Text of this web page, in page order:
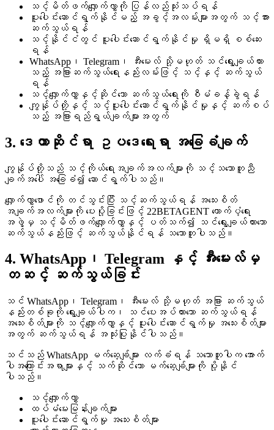
သင့်မိတ်ဖက်လျှောက်လွှာကို ပြန်လည်သုံးသပ်ရန်
ပူးပေါင်းဆောင်ရွက်နိုင်မည့် အခွင့်အလမ်းများအတွက် သင့်အား
ဆက်သွယ်ရန်
သင့်နိုင်ငံတွင် ပူးပေါင်းဆောင်ရွက်နိုင်မှု ရှိမရှိ စစ်ဆေး
ရန်
WhatsApp၊ Telegram၊ အီးမေးလ် သို့မဟုတ် သင်ရွေးချယ်ထား
သည့် အခြားဆက်သွယ်ရေးနည်းလမ်းဖြင့် သင့်နှင့် ဆက်သွယ်
ရန်
သင့်လျှောက်လွှာနှင့်ဆိုင်သော ဆက်သွယ်ရေးကို စီမံခန့်ခွဲရန်
ကျွန်ုပ်တို့နှင့် သင့်ပူးပေါင်းဆောင်ရွက်နိုင်မှုနှင့် ဆက်စပ်
သည့် အခြားရည်ရွယ်ချက်များအတွက်
3. ဒေတာဆိုင်ရာ ဥပဒေရေးရာ အခြေခံချက်
ကျွန်ုပ်တို့သည် သင့်ကိုယ်ရေးအချက်အလက်များကို သင့်သဘောတူညီ
ချက်အပေါ် အခြေခံ၍ ဆောင်ရွက်ပါသည်။
လျှောက်လွှာဖောင်ကို တင်သွင်းပြီး သင့်ဆက်သွယ်ရန် အသေးစိတ်
အချက်အလက်များကို ပေးပို့ခြင်းဖြင့် 22BETAGENT ထောက်ပံ့ရေး
အဖွဲ့မှ သင့်မိတ်ဖက်လျှောက်လွှာနှင့် ပတ်သက်၍ သင်ရွေးချယ်ထားသော
ဆက်သွယ်နည်းဖြင့် ဆက်သွယ်နိုင်ရန် သဘောတူပါသည်။
4. WhatsApp၊ Telegram နှင့် အီးမေးလ်မှ
တဆင့် ဆက်သွယ်ခြင်း
သင် WhatsApp၊ Telegram၊ အီးမေးလ် သို့မဟုတ် အခြား ဆက်သွယ်
နည်းတစ်ခုကို ရွေးချယ်ပါက၊ သင်ပေးအပ်ထားသော ဆက်သွယ်ရန်
အသေးစိတ်များကို သင့်လျှောက်လွှာနှင့် ပူးပေါင်းဆောင်ရွက်မှု အသေးစိတ်များ
အတွက် ဆက်သွယ်ရန် အသုံးပြုနိုင်ပါသည်။
သင်သည် WhatsApp မက်ဆေ့ခ်ျများ လက်ခံရန် သဘောတူပါက အောက်
ပါအကြောင်းအရာများနှင့် သက်ဆိုင်သော မက်ဆေ့ခ်ျများကို ပို့နိုင်
ပါသည်။
သင့်လျှောက်လွှာ
ထပ်မံမေးမြန်းချက်များ
ပူးပေါင်းဆောင်ရွက်မှု အသေးစိတ်များ